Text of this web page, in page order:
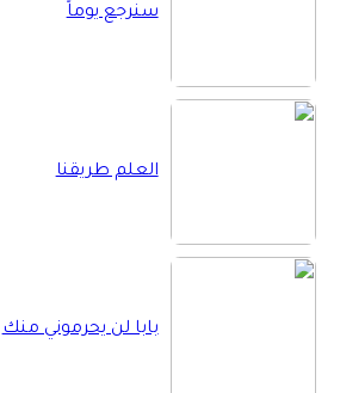
سنرجع يوماً
العلم طريقنا
بابا لن يحرموني منك